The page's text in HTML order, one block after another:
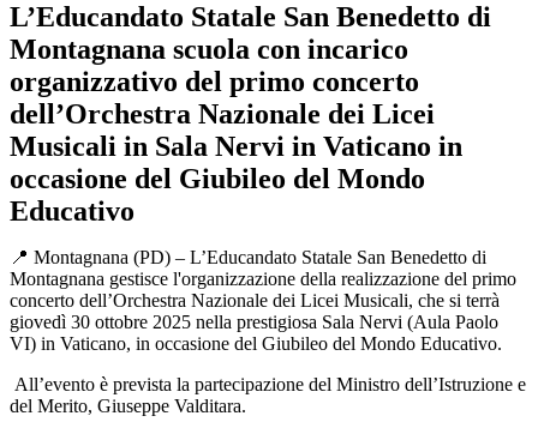
L’Educandato Statale San Benedetto di
Montagnana scuola con incarico
organizzativo del primo concerto
dell’Orchestra Nazionale dei Licei
Musicali in Sala Nervi in Vaticano in
occasione del Giubileo del Mondo
Educativo
📍 Montagnana (PD) – L’Educandato Statale San Benedetto di
Montagnana gestisce l'organizzazione della realizzazione del primo
concerto dell’Orchestra Nazionale dei Licei Musicali, che si terrà
giovedì 30 ottobre 2025 nella prestigiosa Sala Nervi (Aula Paolo
VI) in Vaticano, in occasione del Giubileo del Mondo Educativo.
All’evento è prevista la partecipazione del Ministro dell’Istruzione e
del Merito, Giuseppe Valditara.